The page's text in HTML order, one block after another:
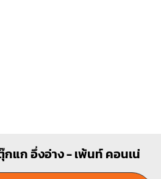
แก อึ่งอ่าง - เพ้นท์ คอนเน่